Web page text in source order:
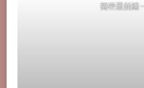
揭密最前線